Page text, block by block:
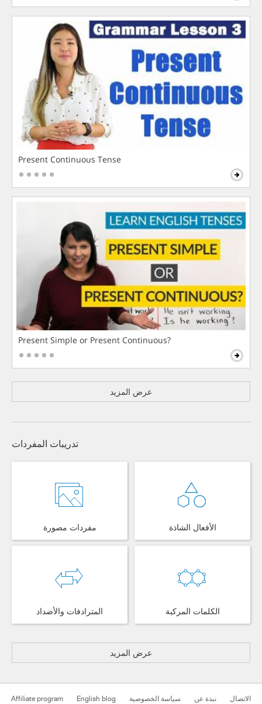
Present Continuous Tense
Present Simple or Present Continuous?
عرض المزيد
تدريبات المفردات
مفردات مصورة الأفعال الشاذة
المترادفات والأضداد الكلمات المركبة
عرض المزيد
Affiliate program English blog سياسة الخصوصية نبذة عن الاتصال